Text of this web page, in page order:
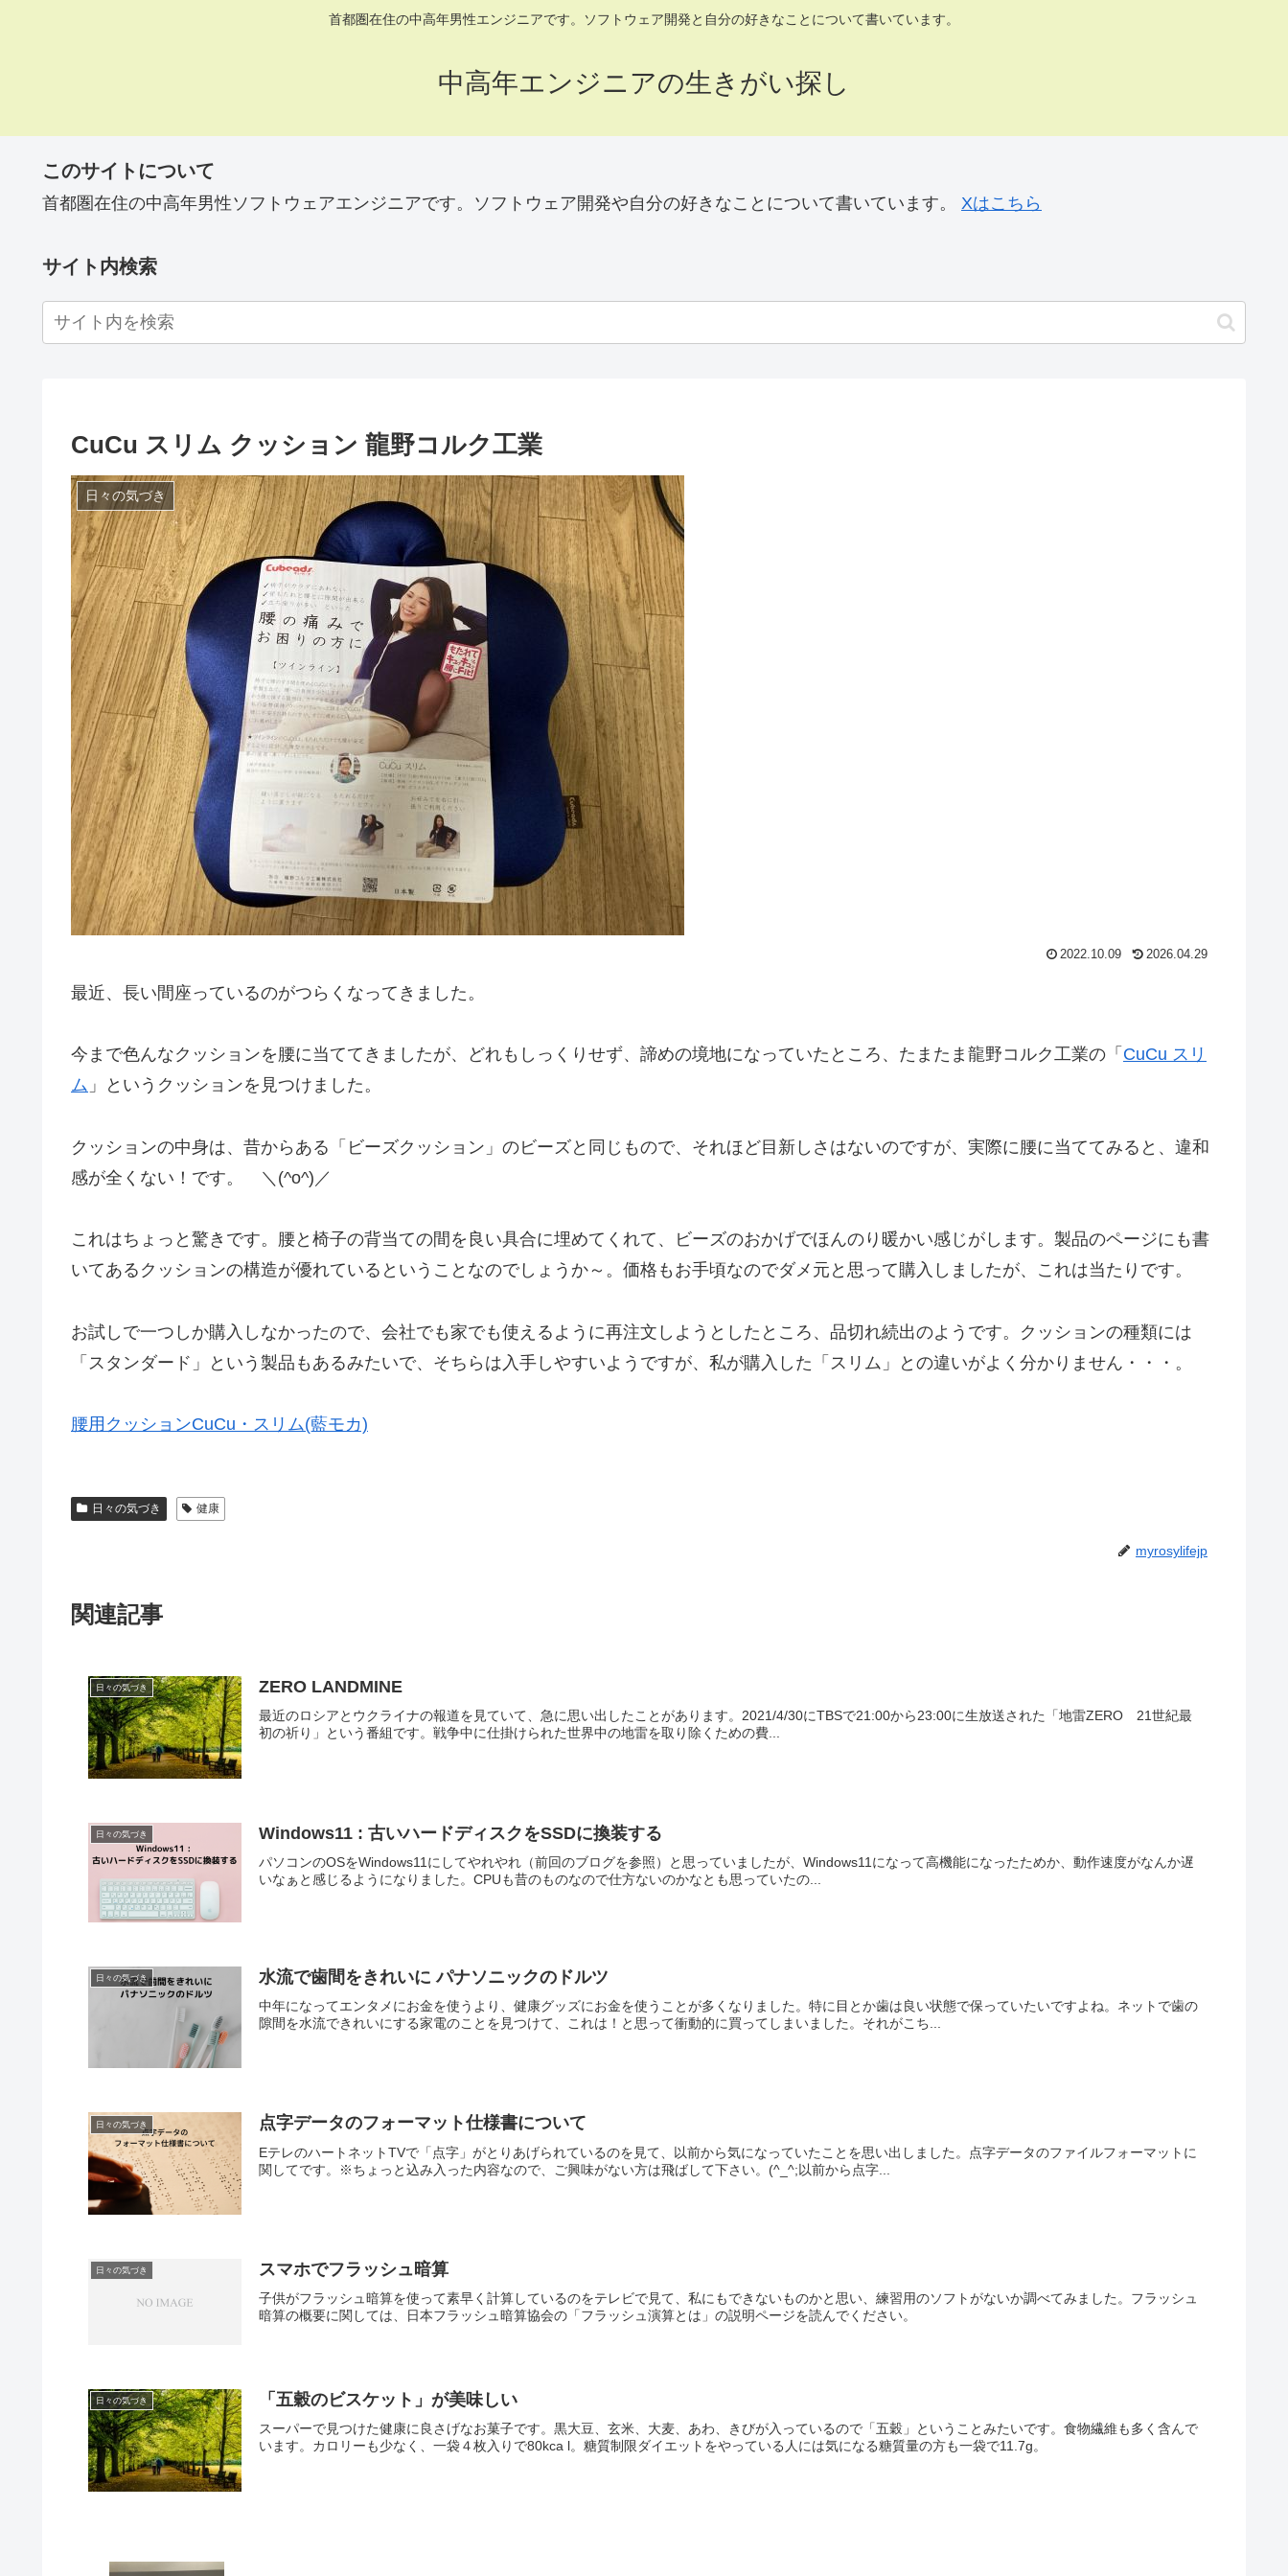
首都圏在住の中高年男性エンジニアです。ソフトウェア開発と自分の好きなことについて書いています。
中高年エンジニアの生きがい探し
このサイトについて
首都圏在住の中高年男性ソフトウェアエンジニアです。ソフトウェア開発や自分の好きなことについて書いています。 Xはこちら
サイト内検索
CuCu スリム クッション 龍野コルク工業
日々の気づき
2022.10.09 2026.04.29
最近、長い間座っているのがつらくなってきました。
今まで色んなクッションを腰に当ててきましたが、どれもしっくりせず、諦めの境地になっていたところ、たまたま龍野コルク工業の「 CuCu スリ
ム 」というクッションを見つけました。
クッションの中身は、昔からある「ビーズクッション」のビーズと同じもので、それほど目新しさはないのですが、実際に腰に当ててみると、違和
感が全くない！です。 ＼(^o^)／
これはちょっと驚きです。腰と椅子の背当ての間を良い具合に埋めてくれて、ビーズのおかげでほんのり暖かい感じがします。製品のページにも書
いてあるクッションの構造が優れているということなのでしょうか～。価格もお手頃なのでダメ元と思って購入しましたが、これは当たりです。
お試しで一つしか購入しなかったので、会社でも家でも使えるように再注文しようとしたところ、品切れ続出のようです。クッションの種類には
「スタンダード」という製品もあるみたいで、そちらは入手しやすいようですが、私が購入した「スリム」との違いがよく分かりません・・・。
腰用クッションCuCu・スリム(藍モカ)
日々の気づき 健康
myrosylifejp
関連記事
日々の気づき ZERO LANDMINE
最近のロシアとウクライナの報道を見ていて、急に思い出したことがあります。2021/4/30にTBSで21:00から23:00に生放送された「地雷ZERO 21世紀最
初の祈り」という番組です。戦争中に仕掛けられた世界中の地雷を取り除くための費...
日々の気づき Windows11 : 古いハードディスクをSSDに換装する
パソコンのOSをWindows11にしてやれやれ（前回のブログを参照）と思っていましたが、Windows11になって高機能になったためか、動作速度がなんか遅
いなぁと感じるようになりました。CPUも昔のものなので仕方ないのかなとも思っていたの...
日々の気づき 水流で歯間をきれいに パナソニックのドルツ
中年になってエンタメにお金を使うより、健康グッズにお金を使うことが多くなりました。特に目とか歯は良い状態で保っていたいですよね。ネットで歯の
隙間を水流できれいにする家電のことを見つけて、これは！と思って衝動的に買ってしまいました。それがこち...
日々の気づき 点字データのフォーマット仕様書について
EテレのハートネットTVで「点字」がとりあげられているのを見て、以前から気になっていたことを思い出しました。点字データのファイルフォーマットに
関してです。※ちょっと込み入った内容なので、ご興味がない方は飛ばして下さい。(^_^;以前から点字...
日々の気づき スマホでフラッシュ暗算
子供がフラッシュ暗算を使って素早く計算しているのをテレビで見て、私にもできないものかと思い、練習用のソフトがないか調べてみました。フラッシュ
暗算の概要に関しては、日本フラッシュ暗算協会の「フラッシュ演算とは」の説明ページを読んでください。
日々の気づき 「五穀のビスケット」が美味しい
スーパーで見つけた健康に良さげなお菓子です。黒大豆、玄米、大麦、あわ、きびが入っているので「五穀」ということみたいです。食物繊維も多く含んで
います。カロリーも少なく、一袋４枚入りで80kca l。糖質制限ダイエットをやっている人には気になる糖質量の方も一袋で11.7g。